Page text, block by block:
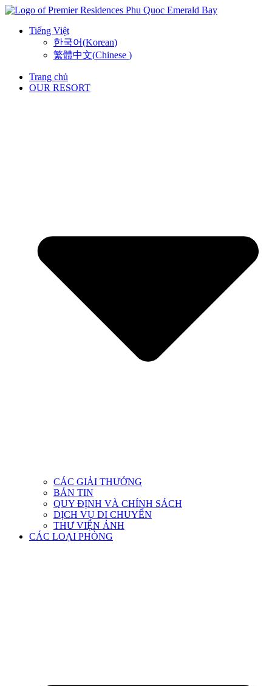
Skip
contentTiếng Việt
한국어(Korean)
繁體中文(Chinese )
Trang chủ
OUR RESORT
CÁC GIẢI THƯỞNG
BẢN TIN
QUY ĐỊNH VÀ CHÍNH SÁCH
DỊCH VỤ DI CHUYỂN
THƯ VIỆN ẢNH
CÁC LOẠI PHÒNG